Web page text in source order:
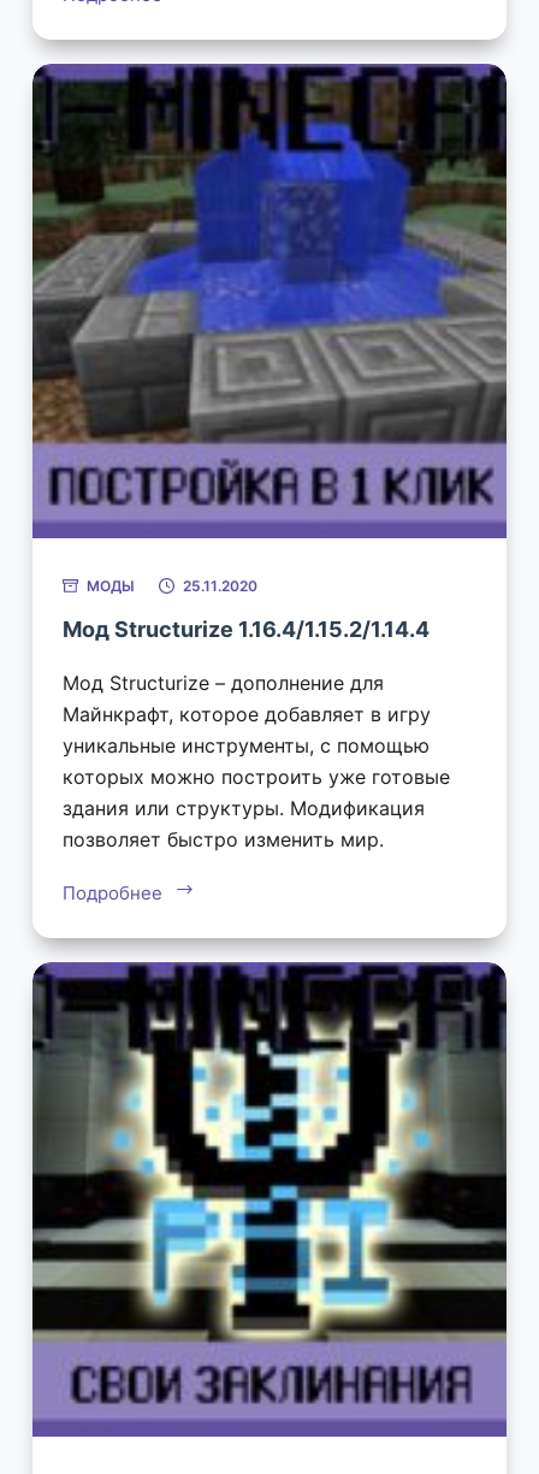
МОДЫ 25.11.2020
Мод Structurize 1.16.4/1.15.2/1.14.4
Мод Structurize – дополнение для
Майнкрафт, которое добавляет в игру
уникальные инструменты, с помощью
которых можно построить уже готовые
здания или структуры. Модификация
позволяет быстро изменить мир.
Подробнее